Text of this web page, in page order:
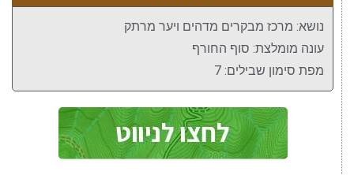
נושא: מרכז מבקרים מדהים ויער מרתק
עונה מומלצת: סוף החורף
מפת סימון שבילים: 7